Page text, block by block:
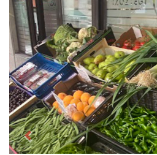
Previous